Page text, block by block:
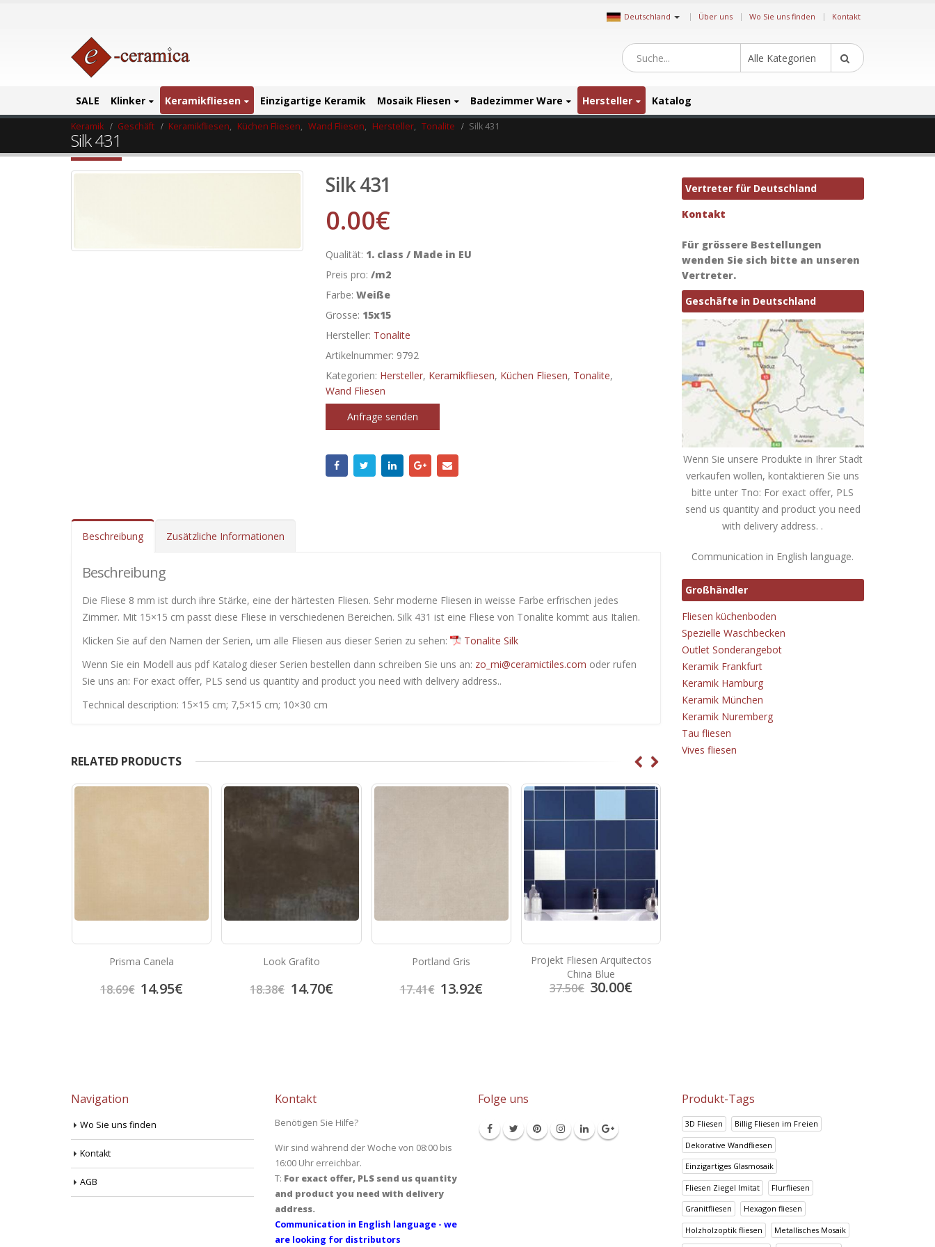
Deutschland | Über uns Wo Sie uns finden Kontakt
Alle Kategorien
SALE Klinker Keramikfliesen Einzigartige Keramik Mosaik Fliesen Badezimmer Ware Hersteller Katalog
Keramik Geschäft Keramikfliesen, Küchen Fliesen, Wand Fliesen, Hersteller, Tonalite Silk 431
Silk 431
Silk 431
0.00€
Qualität: 1. class / Made in EU
Preis pro: /m2
Farbe: Weiße
Grosse: 15x15
Hersteller: Tonalite
Artikelnummer: 9792
Kategorien: Hersteller, Keramikfliesen, Küchen Fliesen, Tonalite,
Wand Fliesen
Anfrage senden
Beschreibung Zusätzliche Informationen
Beschreibung
Die Fliese 8 mm ist durch ihre Stärke, eine der härtesten Fliesen. Sehr moderne Fliesen in weisse Farbe erfrischen jedes
Zimmer. Mit 15×15 cm passt diese Fliese in verschiedenen Bereichen. Silk 431 ist eine Fliese von Tonalite kommt aus Italien.
Klicken Sie auf den Namen der Serien, um alle Fliesen ​​aus dieser Serien zu sehen:
Tonalite Silk
Wenn Sie ein Modell aus pdf Katalog dieser Serien bestellen dann schreiben Sie uns an: zo_mi@ceramictiles.com oder rufen
Sie uns an: For exact offer, PLS send us quantity and product you need with delivery address..
Technical description: 15×15 cm; 7,5×15 cm; 10×30 cm
RELATED PRODUCTS
Prisma Canela
18.69€ 14.95€
Look Grafito
18.38€ 14.70€
Portland Gris
17.41€ 13.92€
Projekt Fliesen Arquitectos
China Blue
37.50€ 30.00€
Vertreter für Deutschland
Kontakt
Für grössere Bestellungen
wenden Sie sich bitte an unseren
Vertreter.
Geschäfte in Deutschland
Wenn Sie unsere Produkte in Ihrer Stadt
verkaufen wollen, kontaktieren Sie uns
bitte unter Tno: For exact offer, PLS
send us quantity and product you need
with delivery address. .
Communication in English language.
Großhändler
Fliesen küchenboden
Spezielle Waschbecken
Outlet Sonderangebot
Keramik Frankfurt
Keramik Hamburg
Keramik München
Keramik Nuremberg
Tau fliesen
Vives fliesen
Navigation
Wo Sie uns finden
Kontakt
AGB
Kontakt
Benötigen Sie Hilfe?
Wir sind während der Woche von 08:00 bis
16:00 Uhr erreichbar.
T: For exact offer, PLS send us quantity
and product you need with delivery
address.
Communication in English language - we
are looking for distributors
Folge uns Produkt-Tags
3D Fliesen Billig Fliesen im Freien
Dekorative Wandfliesen
Einzigartiges Glasmosaik
Fliesen Ziegel Imitat Flurfliesen
Granitfliesen Hexagon fliesen
Holzholzoptik fliesen Metallisches Mosaik